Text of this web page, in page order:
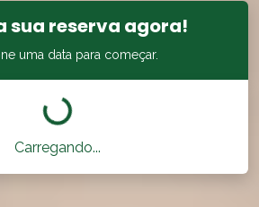
sua reserva agora!
uma data para começar.
Carregando...